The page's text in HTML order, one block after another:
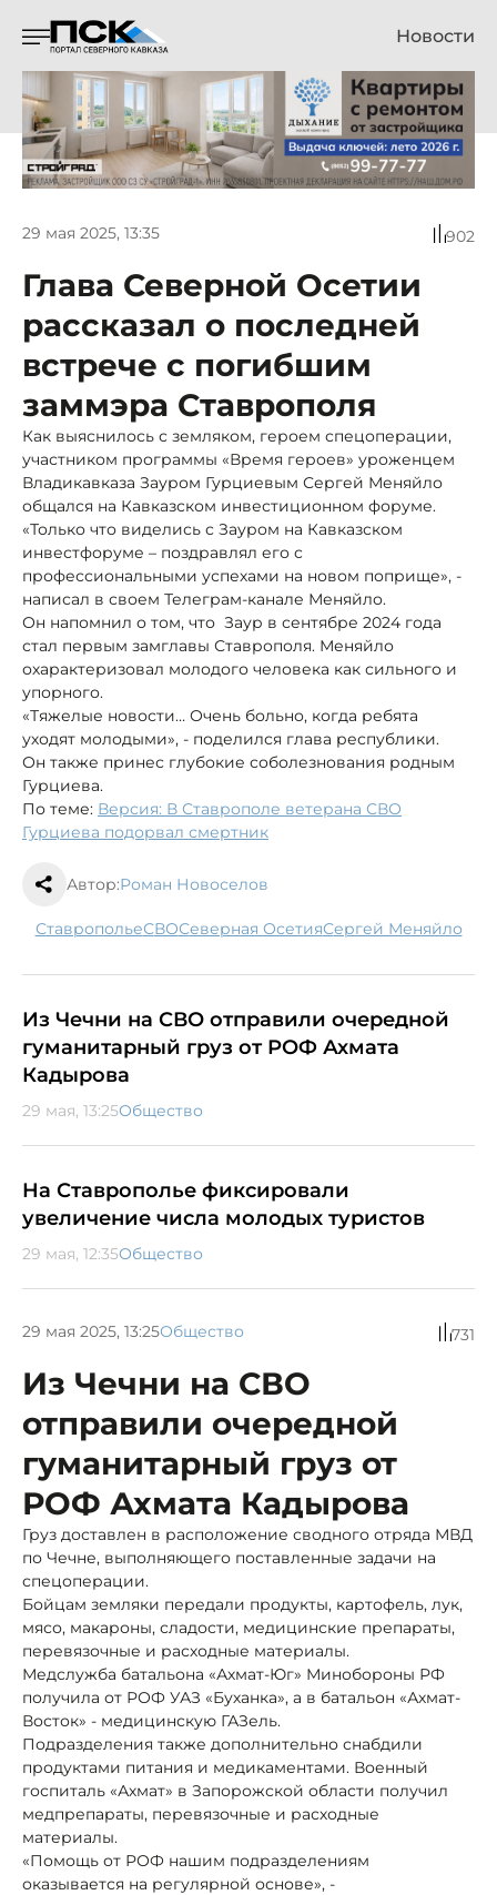
Новости
29 мая 2025, 13:35 902
Глава Северной Осетии
рассказал о последней
встрече с погибшим
заммэра Ставрополя
Как выяснилось с земляком, героем спецоперации,
участником программы «Время героев» уроженцем
Владикавказа Зауром Гурциевым Сергей Меняйло
общался на Кавказском инвестиционном форуме.
«Только что виделись с Зауром на Кавказском
инвестфоруме – поздравлял его с
профессиональными успехами на новом поприще», -
написал в своем Телеграм-канале Меняйло.
Он напомнил о том, что Заур в сентябре 2024 года
стал первым замглавы Ставрополя. Меняйло
охарактеризовал молодого человека как сильного и
упорного.
«Тяжелые новости… Очень больно, когда ребята
уходят молодыми», - поделился глава республики.
Он также принес глубокие соболезнования родным
Гурциева.
По теме: Версия: В Ставрополе ветерана СВО
Гурциева подорвал смертник
Автор:Роман Новоселов
Ставрополье СВО Северная Осетия Сергей Меняйло
Из Чечни на СВО отправили очередной
гуманитарный груз от РОФ Ахмата
Кадырова
29 мая, 13:25Общество
На Ставрополье фиксировали
увеличение числа молодых туристов
29 мая, 12:35Общество
29 мая 2025, 13:25Общество 731
Из Чечни на СВО
отправили очередной
гуманитарный груз от
РОФ Ахмата Кадырова
Груз доставлен в расположение сводного отряда МВД
по Чечне, выполняющего поставленные задачи на
спецоперации.
Бойцам земляки передали продукты, картофель, лук,
мясо, макароны, сладости, медицинские препараты,
перевязочные и расходные материалы.
Медслужба батальона «Ахмат-Юг» Минобороны РФ
получила от РОФ УАЗ «Буханка», а в батальон «Ахмат-
Восток» - медицинскую ГАЗель.
Подразделения также дополнительно снабдили
продуктами питания и медикаментами. Военный
госпиталь «Ахмат» в Запорожской области получил
медпрепараты, перевязочные и расходные
материалы.
«Помощь от РОФ нашим подразделениям
оказывается на регулярной основе», -